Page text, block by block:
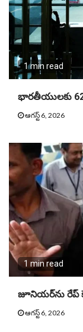
1 min read
భారతీయులకు
ఆగస్ట్ 6, 2026
1 min read
జూనియ‌ర్‌ను రేప్
ఆగస్ట్ 6, 2026